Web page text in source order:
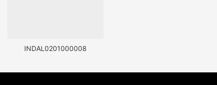
INDAL0201000008